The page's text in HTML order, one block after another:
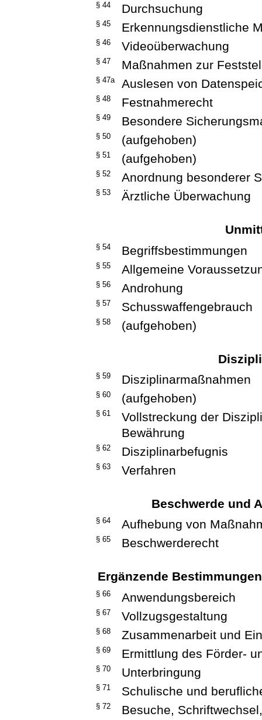
§ 44 Durchsuchung
§ 45 Erkennungsdienstliche
§ 46 Videoüberwachung
§ 47 Maßnahmen zur
§ 47a Auslesen von
§ 48 Festnahmerecht
§ 49 Besondere
§ 50 (aufgehoben)
§ 51 (aufgehoben)
§ 52 Anordnung besonderer
§ 53 Ärztliche Überwachung
§ 54 Begriffsbestimmungen
§ 55 Allgemeine
§ 56 Androhung
§ 57 Schusswaffengebrauch
§ 58 (aufgehoben)
§ 59 Disziplinarmaßnahmen
§ 60 (aufgehoben)
§ 61
Vollstreckung der
Bewährung
§ 62 Disziplinarbefugnis
§ 63 Verfahren
Beschwerde und
§ 64 Aufhebung von
§ 65 Beschwerderecht
Ergänzende
§ 66 Anwendungsbereich
§ 67 Vollzugsgestaltung
§ 68 Zusammenarbeit und
§ 69 Ermittlung des Förder-
§ 70 Unterbringung
§ 71 Schulische und
§ 72 Besuche,